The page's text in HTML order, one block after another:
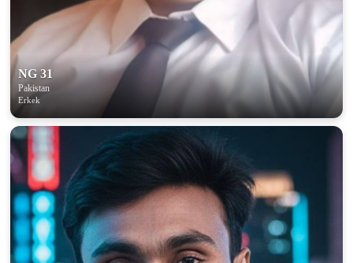
NG 31
Pakistan
Erkek